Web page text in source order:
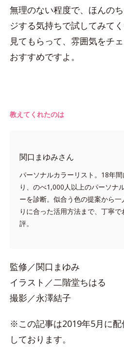
無理のない程度で、ほんの
ジする気持ちで試してみて
見てもらって、雰囲気をチ
おすすめですよ。
教えてくれたのは
関口まゆみさん
パーソナルカラーリスト。18年間
り、のべ1,000人以上のパーソナ
ーを診断。似合う色の提案から一
りに合った活用方法まで、丁寧
評。
監修／関口まゆみ
イラスト／二階堂ちはる
撮影／永澤結子
※この記事は2019年5月に
しております。